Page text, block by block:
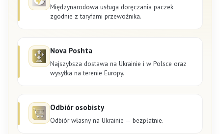
Międzynarodowa usługa doręczania paczek
zgodnie z taryfami przewoźnika.
Nova Poshta
Najszybsza dostawa na Ukrainie i w Polsce oraz
wysyłka na terenie Europy.
Odbiór osobisty
Odbiór własny na Ukrainie — bezpłatnie.